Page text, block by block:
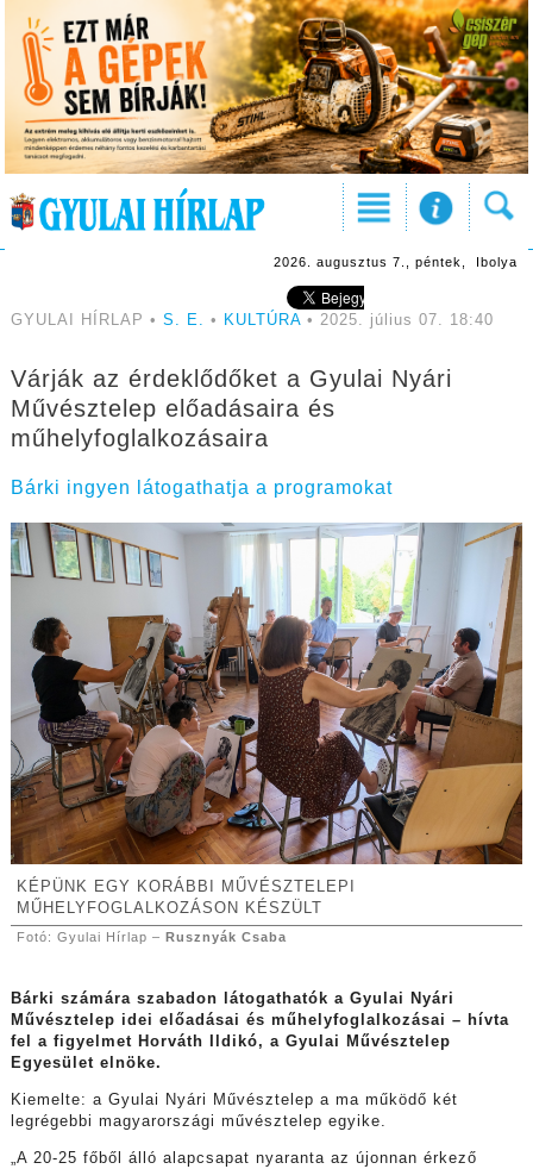
2026. augusztus 7., péntek, Ibolya
GYULAI HÍRLAP • S. E. • KULTÚRA• 2025. július 07. 18:40
Várják az érdeklődőket a Gyulai Nyári
Művésztelep előadásaira és
műhelyfoglalkozásaira
Bárki ingyen látogathatja a programokat
KÉPÜNK EGY KORÁBBI MŰVÉSZTELEPI
MŰHELYFOGLALKOZÁSON KÉSZÜLT
Fotó: Gyulai Hírlap – Rusznyák Csaba
Bárki számára szabadon látogathatók a Gyulai Nyári
Művésztelep idei előadásai és műhelyfoglalkozásai – hívta
fel a figyelmet Horváth Ildikó, a Gyulai Művésztelep
Egyesület elnöke.
Kiemelte: a Gyulai Nyári Művésztelep a ma működő két
legrégebbi magyarországi művésztelep egyike.
„A 20-25 főből álló alapcsapat nyaranta az újonnan érkező